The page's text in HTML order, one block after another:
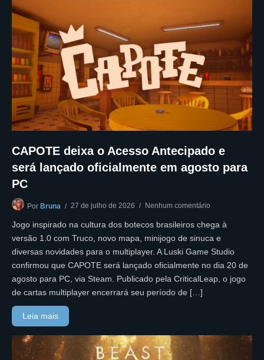
CAPOTE deixa o Acesso Antecipado e
será lançado oficialmente em agosto para
PC
Por Bruna 27 de julho de 2026 Nenhum comentário
Jogo inspirado na cultura dos botecos brasileiros chega à
versão 1.0 com Truco, novo mapa, minijogo de sinuca e
diversas novidades para o multiplayer. A Luski Game Studio
confirmou que CAPOTE será lançado oficialmente no dia 20 de
agosto para PC, via Steam. Publicado pela CriticalLeap, o jogo
de cartas multiplayer encerrará seu período de […]
Leia mais